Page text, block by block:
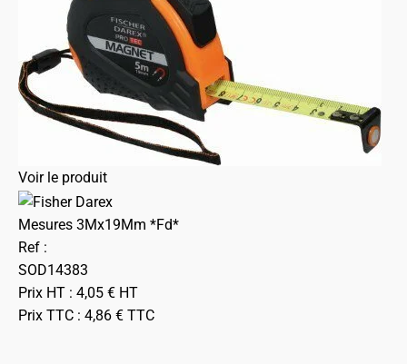
Voir le produit
Mesures 3Mx19Mm *Fd*
Ref :
SOD14383
Prix HT : 4,05 € HT
Prix TTC : 4,86 € TTC